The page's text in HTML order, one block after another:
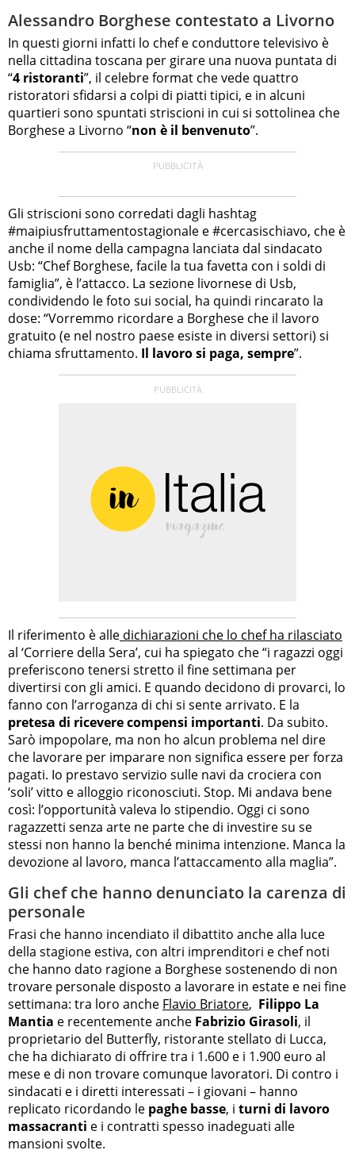
Alessandro Borghese contestato a Livorno
In questi giorni infatti lo chef e conduttore televisivo è
nella cittadina toscana per girare una nuova puntata di
“4 ristoranti”, il celebre format che vede quattro
ristoratori sfidarsi a colpi di piatti tipici, e in alcuni
quartieri sono spuntati striscioni in cui si sottolinea che
Borghese a Livorno “non è il benvenuto”.
Gli striscioni sono corredati dagli hashtag
#maipiusfruttamentostagionale e #cercasischiavo, che è
anche il nome della campagna lanciata dal sindacato
Usb: “Chef Borghese, facile la tua favetta con i soldi di
famiglia”, è l’attacco. La sezione livornese di Usb,
condividendo le foto sui social, ha quindi rincarato la
dose: “Vorremmo ricordare a Borghese che il lavoro
gratuito (e nel nostro paese esiste in diversi settori) si
chiama sfruttamento. Il lavoro si paga, sempre”.
Il riferimento è alle dichiarazioni che lo chef ha rilasciato
al ‘Corriere della Sera’, cui ha spiegato che “i ragazzi oggi
preferiscono tenersi stretto il fine settimana per
divertirsi con gli amici. E quando decidono di provarci, lo
fanno con l’arroganza di chi si sente arrivato. E la
pretesa di ricevere compensi importanti. Da subito.
Sarò impopolare, ma non ho alcun problema nel dire
che lavorare per imparare non significa essere per forza
pagati. Io prestavo servizio sulle navi da crociera con
‘soli’ vitto e alloggio riconosciuti. Stop. Mi andava bene
così: l’opportunità valeva lo stipendio. Oggi ci sono
ragazzetti senza arte ne parte che di investire su se
stessi non hanno la benché minima intenzione. Manca la
devozione al lavoro, manca l’attaccamento alla maglia”.
Gli chef che hanno denunciato la carenza di
personale
Frasi che hanno incendiato il dibattito anche alla luce
della stagione estiva, con altri imprenditori e chef noti
che hanno dato ragione a Borghese sostenendo di non
trovare personale disposto a lavorare in estate e nei fine
settimana: tra loro anche Flavio Briatore, Filippo La
Mantia e recentemente anche Fabrizio Girasoli, il
proprietario del Butterfly, ristorante stellato di Lucca,
che ha dichiarato di offrire tra i 1.600 e i 1.900 euro al
mese e di non trovare comunque lavoratori. Di contro i
sindacati e i diretti interessati – i giovani – hanno
replicato ricordando le paghe basse, i turni di lavoro
massacranti e i contratti spesso inadeguati alle
mansioni svolte.